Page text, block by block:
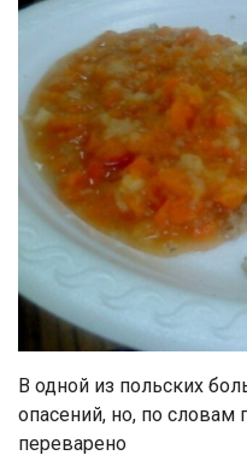
В одной из польских
опасений, но, по словам
переварено